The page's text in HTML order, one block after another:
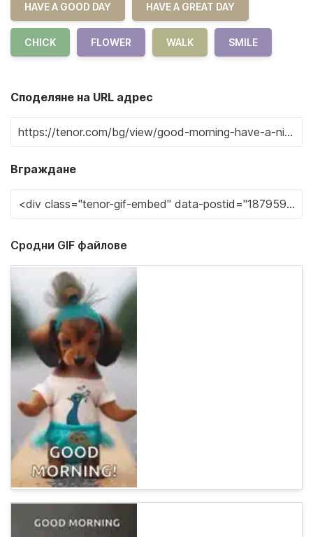
HAVE A GOOD DAY HAVE A GREAT DAY
CHICK FLOWER WALK SMILE
Споделяне на URL адрес
Вграждане
Сродни GIF файлове